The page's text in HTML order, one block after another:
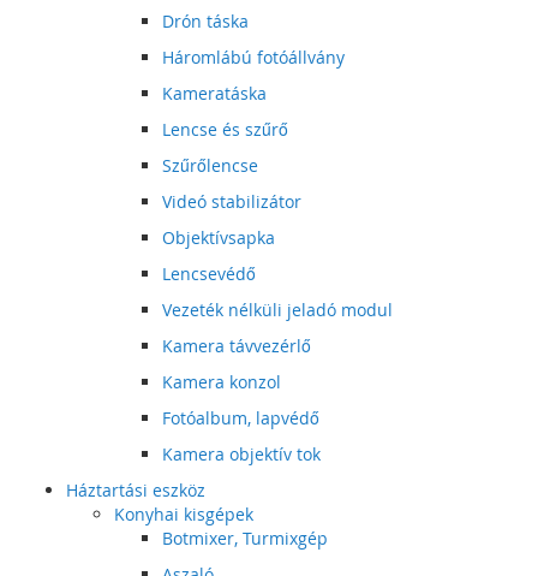
Drón táska
Háromlábú fotóállvány
Kameratáska
Lencse és szűrő
Szűrőlencse
Videó stabilizátor
Objektívsapka
Lencsevédő
Vezeték nélküli jeladó modul
Kamera távvezérlő
Kamera konzol
Fotóalbum, lapvédő
Kamera objektív tok
Háztartási eszköz
Konyhai kisgépek
Botmixer, Turmixgép